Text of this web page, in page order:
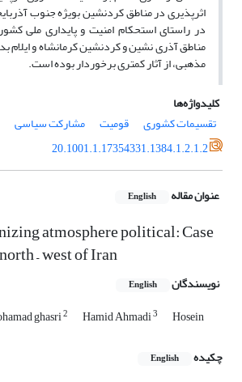
اثرپذیری در مناطق کردنشین بویژه جنوب
در راستای استحکام امنیت و پایداری ملی
مناطق آذری نشین و کردنشین کرمانشاه و ایلام
مذهبی، از آثار کمتری برخوردار بوده است.
کلیدواژه‌ها
تقسیمات کشوری
قومیت مشارکت سیاسی
20.1001.1.17354331.1384.1.2.1.2
عنوان مقاله English
atmosphere political: Case
– west of Iran
نویسندگان English
ghasri2 Hamid Ahmadi3 Hosein
چکیده English